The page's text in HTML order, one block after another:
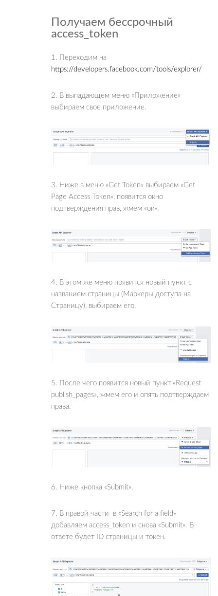
Получаем бессрочный
access_token
1. Переходим на
https://developers.facebook.com/tools/explorer/
2. В выпадающем меню «Приложение»
выбираем свое приложение.
3. Ниже в меню «Get Token» выбираем «Get
Page Access Token», появится окно
подтверждения прав, жмем «ок».
4. В этом же меню появится новый пункт с
названием страницы (Маркеры доступа на
Страницу), выбираем его.
5. После чего появится новый пункт «Request
publish_pages», жмем его и опять подтверждаем
права.
6. Ниже кнопка «Submit».
7. В правой части в «Search for a field»
добавляем access_token и снова «Submit». В
ответе будет ID страницы и токен.